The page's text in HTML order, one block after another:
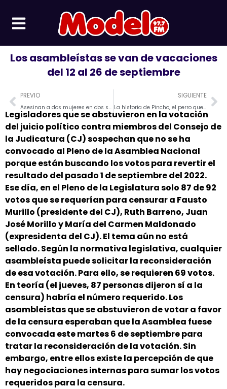
contenido
Los asambleístas se van de vacaciones
del 12 al 26 de septiembre
Prev
PREVIO
Asesinan a dos mujeres en dos sectores de Guayaquil
SIGUIENTE
La historia de Pincho, el perro que se perdió en Crucita y volvió con su familia
Legisladores que se abstuvieron en la votación
del juicio político contra miembros del Consejo de
la Judicatura (CJ) sospechan que no se ha
convocado al Pleno de la Asamblea Nacional
porque están buscando los votos para revertir el
resultado del pasado 1 de septiembre del 2022.
Ese día, en el Pleno de la Legislatura solo 87 de 92
votos que se requerían para censurar a Fausto
Murillo (presidente del CJ), Ruth Barreno, Juan
José Morillo y María del Carmen Maldonado
(expresidenta del CJ). El tema aún no está
sellado. Según la normativa legislativa, cualquier
asambleísta puede solicitar la reconsideración
de esa votación. Para ello, se requieren 69 votos.
En teoría (el jueves, 87 personas dijeron sí a la
censura) habría el número requerido. Los
asambleístas que se abstuvieron de votar a favor
de la censura esperaban que la Asamblea fuese
convocada este martes 6 de septiembre para
tratar la reconsideración de la votación. Sin
embargo, entre ellos existe la percepción de que
hay negociaciones internas para sumar los votos
requeridos para la censura.